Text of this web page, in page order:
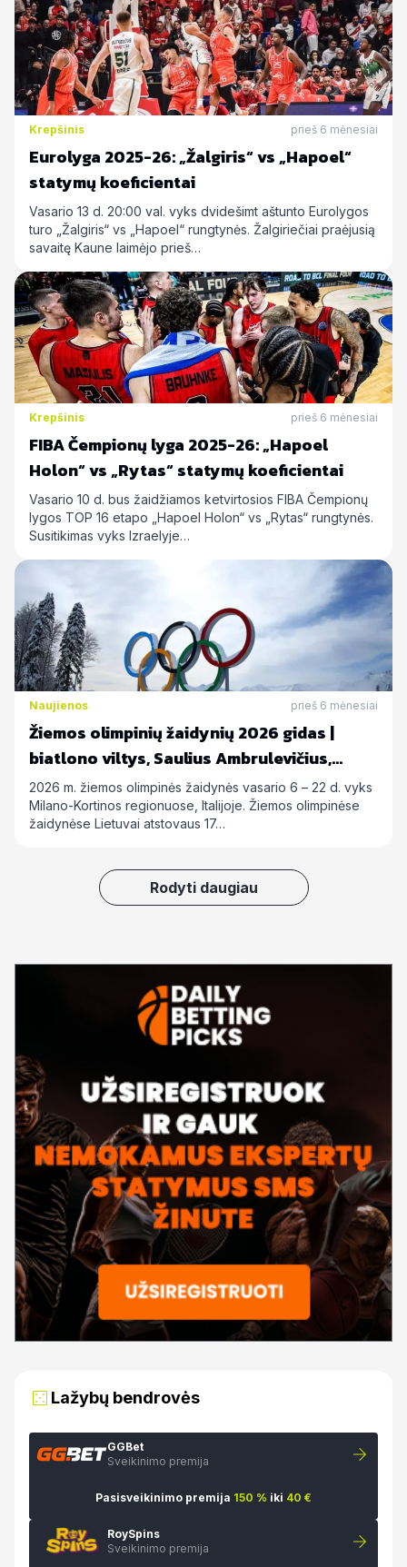
Krepšinis prieš 6 mėnesiai
Eurolyga 2025-26: „Žalgiris“ vs „Hapoel“
statymų koeficientai
Vasario 13 d. 20:00 val. vyks dvidešimt aštunto Eurolygos
turo „Žalgiris“ vs „Hapoel“ rungtynės. Žalgiriečiai praėjusią
savaitę Kaune laimėjo prieš…
Krepšinis prieš 6 mėnesiai
FIBA Čempionų lyga 2025-26: „Hapoel
Holon“ vs „Rytas“ statymų koeficientai
Vasario 10 d. bus žaidžiamos ketvirtosios FIBA Čempionų
lygos TOP 16 etapo „Hapoel Holon“ vs „Rytas“ rungtynės.
Susitikimas vyks Izraelyje…
Naujienos prieš 6 mėnesiai
Žiemos olimpinių žaidynių 2026 gidas |
biatlono viltys, Saulius Ambrulevičius,
Allison Reed ir kiti
2026 m. žiemos olimpinės žaidynės vasario 6 – 22 d. vyks
Milano-Kortinos regionuose, Italijoje. Žiemos olimpinėse
žaidynėse Lietuvai atstovaus 17…
Rodyti daugiau
Lažybų bendrovės
GGBet
Sveikinimo premija
Pasisveikinimo premija 150 % iki 40 €
RoySpins
Sveikinimo premija